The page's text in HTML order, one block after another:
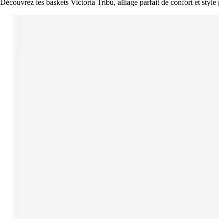
Découvrez les baskets Victoria Tribu, alliage parfait de confort et